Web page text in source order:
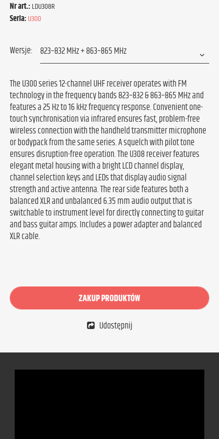
Nr art.:LDU308R
Seria:U300
Wersje:
The U300 series 12-channel UHF receiver operates with FM
technology in the frequency bands 823–832 & 863–865 MHz and
features a 25 Hz to 16 kHz frequency response. Convenient one-
touch synchronisation via infrared ensures fast, problem-free
wireless connection with the handheld transmitter microphone
or bodypack from the same series. A squelch with pilot tone
ensures disruption-free operation. The U308 receiver features
elegant metal housing with a bright LCD channel display,
channel selection keys and LEDs that display audio signal
strength and active antenna. The rear side features both a
balanced XLR and unbalanced 6.35 mm audio output that is
switchable to instrument level for directly connecting to guitar
and bass guitar amps. Includes a power adapter and balanced
XLR cable.
ZAKUP PRODUKTÓW
Udostępnij